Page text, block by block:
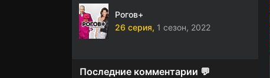
Рогов+
26 серия, 1 сезон, 2022
Последние комментарии 💬